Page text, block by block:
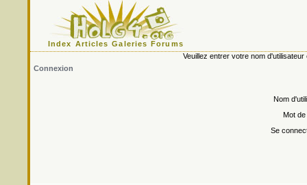
Index Articles Galeries Forums
Veuillez entrer votre nom
Connexion
Nom
Mot
Se